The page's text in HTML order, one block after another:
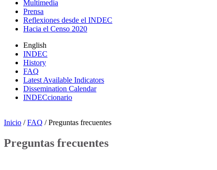
Multimedia
Prensa
Reflexiones desde el INDEC
Hacia el Censo 2020
English
INDEC
History
FAQ
Latest Available Indicators
Dissemination Calendar
INDECcionario
Inicio /FAQ / Preguntas frecuentes
Preguntas frecuentes